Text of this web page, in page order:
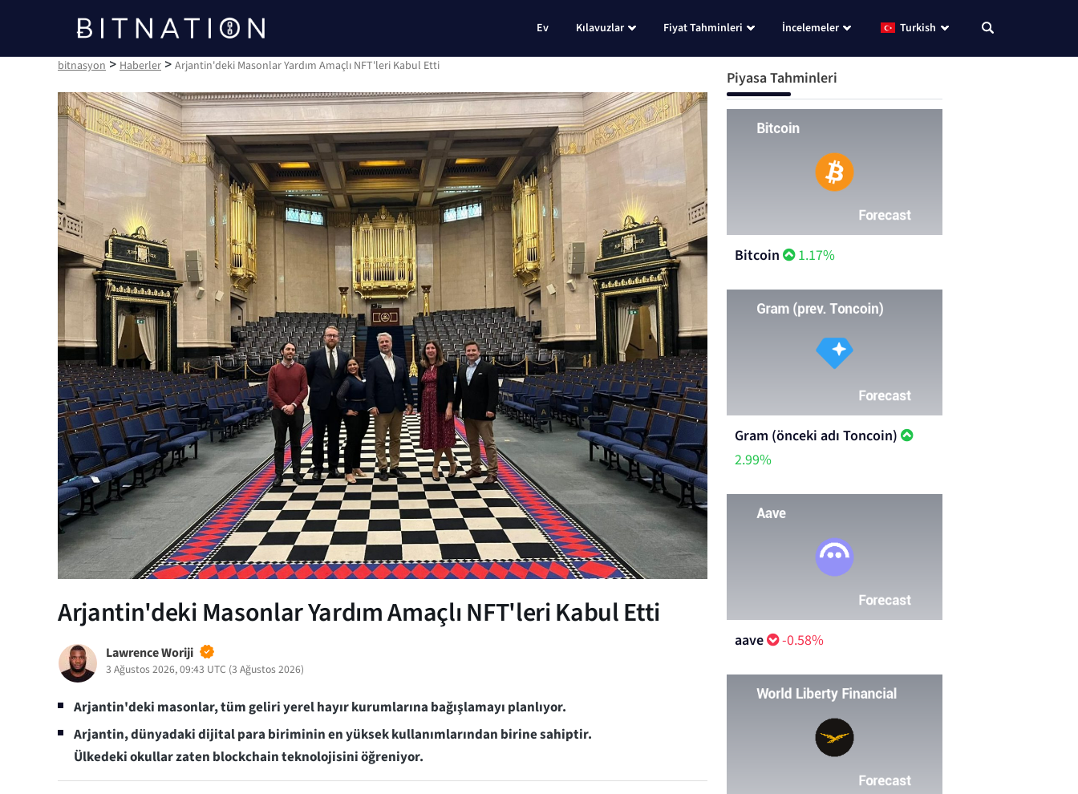
bitnasyon
Ev Kılavuzlar Fiyat Tahminleri İncelemeler Turkish
bitnasyon > Haberler > Arjantin'deki Masonlar Yardım Amaçlı NFT'leri Kabul Etti
Arjantin'deki Masonlar Yardım Amaçlı NFT'leri Kabul Etti
Lawrence Woriji
3 Ağustos 2026, 09:43 UTC (3 Ağustos 2026)
Arjantin'deki masonlar, tüm geliri yerel hayır kurumlarına bağışlamayı planlıyor.
Arjantin, dünyadaki dijital para biriminin en yüksek kullanımlarından birine sahiptir.
Ülkedeki okullar zaten blockchain teknolojisini öğreniyor.
Piyasa Tahminleri
Bitcoin 1.17%
Gram (önceki adı Toncoin)
2.99%
aave -0.58%